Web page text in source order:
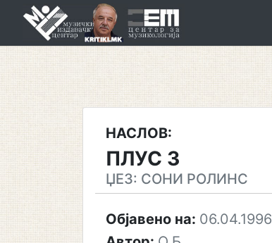
НАСЛОВ:
ПЛУС 3
ЏЕЗ: СОНИ РОЛИНС
Објавено на: 06.04.1996